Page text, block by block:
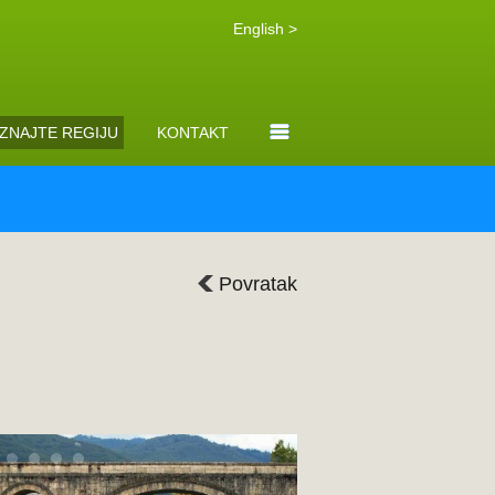
English >
REGIJU KONTAKT
Povratak